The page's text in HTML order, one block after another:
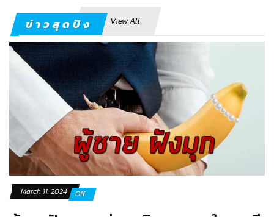
ข่าวสุดปัง View All
March 11, 2024 Off